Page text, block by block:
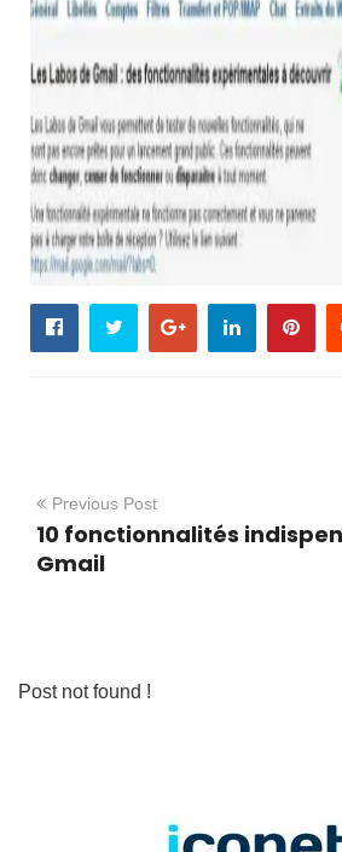
Previous Post
10 fonctionnalités
Gmail
Post not found !